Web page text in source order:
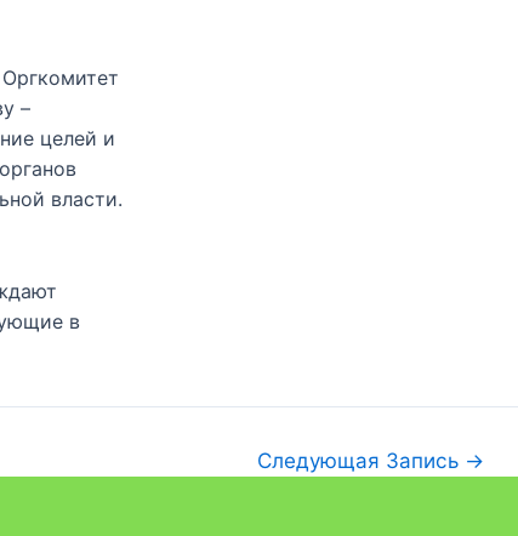
–
целей и
власти.
в
Следующая Запись →